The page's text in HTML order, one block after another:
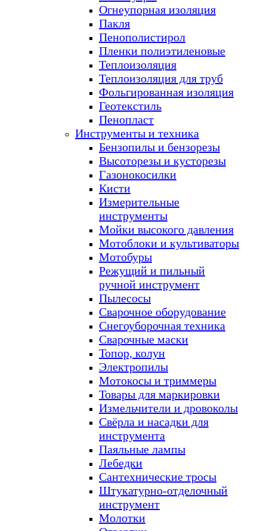
Огнеупорная изоляция
Пакля
Пенополистирол
Пленки полиэтиленовые
Теплоизоляция
Теплоизоляция для труб
Фольгированная изоляция
Геотекстиль
Пенопласт
Инструменты и техника
Бензопилы и бензорезы
Высоторезы и кусторезы
Газонокосилки
Кисти
Измерительные
инструменты
Мойки высокого давления
Мотоблоки и культиваторы
Мотобуры
Режущий и пильный
ручной инструмент
Пылесосы
Сварочное оборудование
Снегоуборочная техника
Сварочные маски
Топор, колун
Электропилы
Мотокосы и триммеры
Товары для маркировки
Измельчители и дровоколы
Свёрла и насадки для
инструмента
Паяльные лампы
Лебедки
Сантехнические тросы
Штукатурно-отделочный
инструмент
Молотки